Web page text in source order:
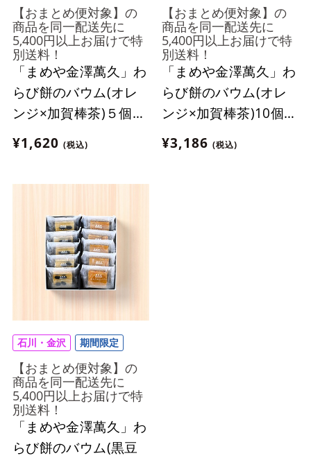
【おまとめ便対象】の
商品を同一配送先に
5,400円以上お届けで特
別送料！
「まめや金澤萬久」わ
らび餅のバウム(オレ
ンジ×加賀棒茶)５個入
【おまとめ便対象】
¥1,620 (税込)
【おまとめ便対象】の
商品を同一配送先に
5,400円以上お届けで特
別送料！
「まめや金澤萬久」わ
らび餅のバウム(オレ
ンジ×加賀棒茶)10個入
【おまとめ便対象】
¥3,186 (税込)
石川・金沢 期間限定
【おまとめ便対象】の
商品を同一配送先に
5,400円以上お届けで特
別送料！
「まめや金澤萬久」わ
らび餅のバウム(黒豆